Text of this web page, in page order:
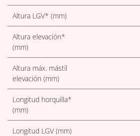
Altura LGV* (mm)
Altura elevación*
(mm)
Altura máx. mástil
elevación (mm)
Longitud horquilla*
(mm)
Longitud LGV (mm)